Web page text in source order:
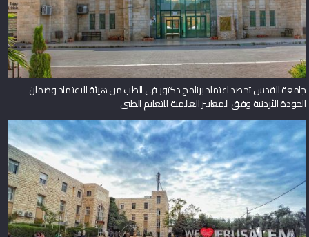
جامعة القدس تحصد اعتماد برنامج دكتور في الطب من هيئة الاعتماد وضمان
الجودة الأردنية وفق المعايير العالمية للتعليم الطبي